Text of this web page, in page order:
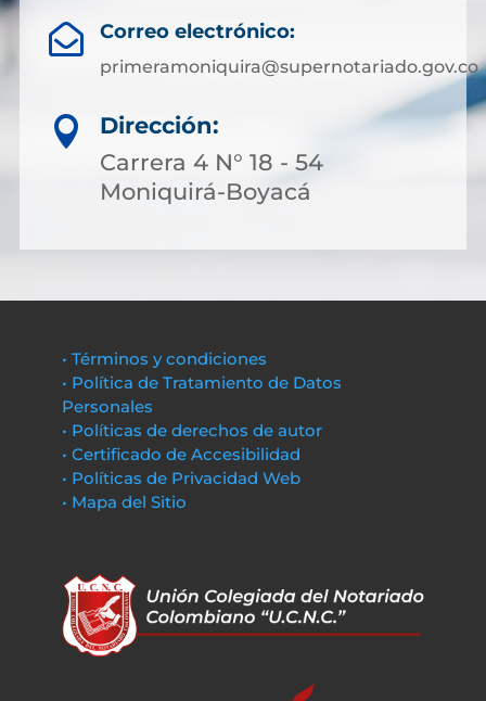
 Correo electrónico:
primeramoniquira@supernotariado.gov.co

Dirección:
Carrera 4 N° 18 - 54
Moniquirá-Boyacá
• Términos y condiciones
• Política de Tratamiento de Datos
Personales
• Políticas de derechos de autor
• Certificado de Accesibilidad
• Políticas de Privacidad Web
• Mapa del Sitio